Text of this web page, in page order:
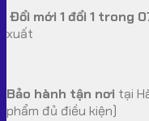
Đổi mới 1 đổi 1 trong
xuất
Bảo hành tận nơi tại
phẩm đủ điều kiện)